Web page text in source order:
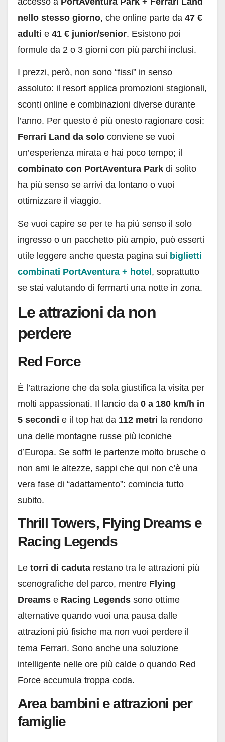
nello stesso giorno, che online parte da 47 €
adulti e 41 € junior/senior. Esistono poi
formule da 2 o 3 giorni con più parchi inclusi.
I prezzi, però, non sono “fissi” in senso
assoluto: il resort applica promozioni stagionali,
sconti online e combinazioni diverse durante
l’anno. Per questo è più onesto ragionare così:
Ferrari Land da solo conviene se vuoi
un’esperienza mirata e hai poco tempo; il
combinato con PortAventura Park di solito
ha più senso se arrivi da lontano o vuoi
ottimizzare il viaggio.
Se vuoi capire se per te ha più senso il solo
ingresso o un pacchetto più ampio, può esserti
utile leggere anche questa pagina sui biglietti
combinati PortAventura + hotel, soprattutto
se stai valutando di fermarti una notte in zona.
Le attrazioni da non
perdere
Red Force
È l’attrazione che da sola giustifica la visita per
molti appassionati. Il lancio da 0 a 180 km/h in
5 secondi e il top hat da 112 metri la rendono
una delle montagne russe più iconiche
d’Europa. Se soffri le partenze molto brusche o
non ami le altezze, sappi che qui non c’è una
vera fase di “adattamento”: comincia tutto
subito.
Thrill Towers, Flying Dreams e
Racing Legends
Le torri di caduta restano tra le attrazioni più
scenografiche del parco, mentre Flying
Dreams e Racing Legends sono ottime
alternative quando vuoi una pausa dalle
attrazioni più fisiche ma non vuoi perdere il
tema Ferrari. Sono anche una soluzione
intelligente nelle ore più calde o quando Red
Force accumula troppa coda.
Area bambini e attrazioni per
famiglie